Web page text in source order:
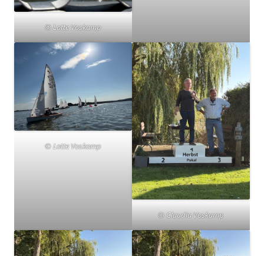
© Lotte Voskamp
© Lotte Voskamp
© Claudia Voskamp